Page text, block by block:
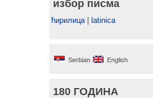
избор писма
ћирилица latinica
Serbian English
180 ГОДИНА